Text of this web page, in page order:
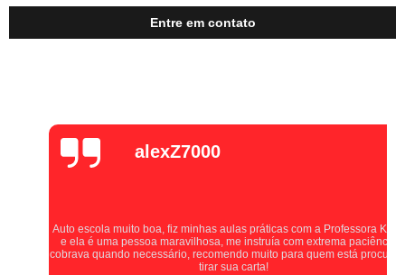
Entre em contato
alexZ7000
Auto escola muito boa, fiz minhas aulas práticas com a Professora Kellen,
e ela é uma pessoa maravilhosa, me instruía com extrema paciência e
cobrava quando necessário, recomendo muito para quem está procurando
tirar sua carta!